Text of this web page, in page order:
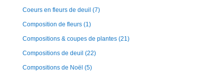
Coeurs en fleurs de deuil (7)
Composition de fleurs (1)
Compositions & coupes de plantes (21)
Compositions de deuil (22)
Compositions de Noël (5)